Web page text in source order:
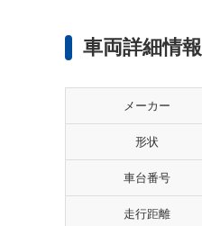
車両詳細情報
メーカー
形状
車台番号
走行距離